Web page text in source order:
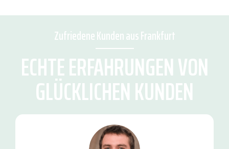
Zufriedene Kunden aus Frankfurt
ECHTE ERFAHRUNGEN VON
GLÜCKLICHEN KUNDEN